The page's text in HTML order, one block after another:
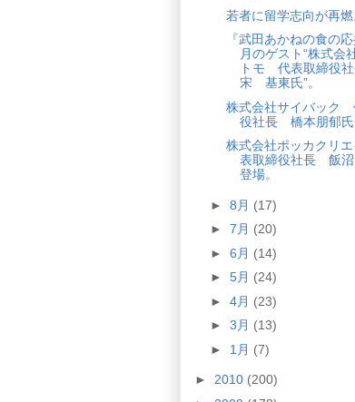
若者に留学志向が再燃
『武田あかねの食の
月のゲスト“株式会
トモ 代表取締役
宋 基東氏”。
株式会社サイバック
役社長 橋本朋郁氏
株式会社ポッカクリ
表取締役社長 飯
登場。
► 8月 (17)
► 7月 (20)
► 6月 (14)
► 5月 (24)
► 4月 (23)
► 3月 (13)
► 1月 (7)
► 2010 (200)